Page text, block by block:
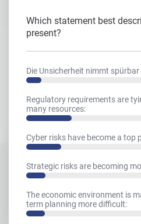
Which statement best
present?
Die Unsicherheit nimmt spürbar
Regulatory requirements are
many resources:
Cyber risks have become a top
Strategic risks are becoming
The economic environment is
term planning more difficult: